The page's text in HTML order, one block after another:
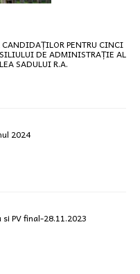
PENTRU CINCI
DE ADMINISTRAȚIE AL
SADULUI R.A.
2024
PV final-28.11.2023